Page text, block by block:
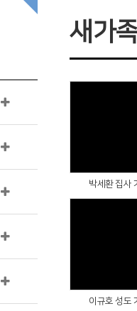
새가
박세환 집사
이규호 성도